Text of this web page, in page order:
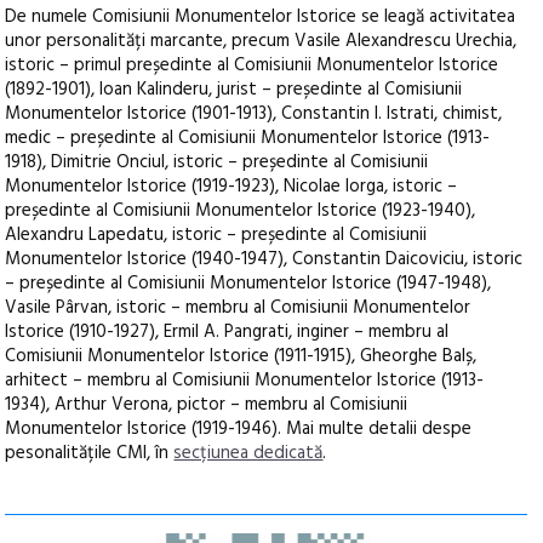
De numele Comisiunii Monumentelor Istorice se leagă activitatea
unor personalități marcante, precum Vasile Alexandrescu Urechia,
istoric – primul președinte al Comisiunii Monumentelor Istorice
(1892-1901), Ioan Kalinderu, jurist – președinte al Comisiunii
Monumentelor Istorice (1901-1913), Constantin I. Istrati, chimist,
medic – președinte al Comisiunii Monumentelor Istorice (1913-
1918), Dimitrie Onciul, istoric – președinte al Comisiunii
Monumentelor Istorice (1919-1923), Nicolae Iorga, istoric –
președinte al Comisiunii Monumentelor Istorice (1923-1940),
Alexandru Lapedatu, istoric – președinte al Comisiunii
Monumentelor Istorice (1940-1947), Constantin Daicoviciu, istoric
– președinte al Comisiunii Monumentelor Istorice (1947-1948),
Vasile Pârvan, istoric – membru al Comisiunii Monumentelor
Istorice (1910-1927), Ermil A. Pangrati, inginer – membru al
Comisiunii Monumentelor Istorice (1911-1915), Gheorghe Balș,
arhitect – membru al Comisiunii Monumentelor Istorice (1913-
1934), Arthur Verona, pictor – membru al Comisiunii
Monumentelor Istorice (1919-1946). Mai multe detalii despe
pesonalitățile CMI, însecțiunea dedicată.